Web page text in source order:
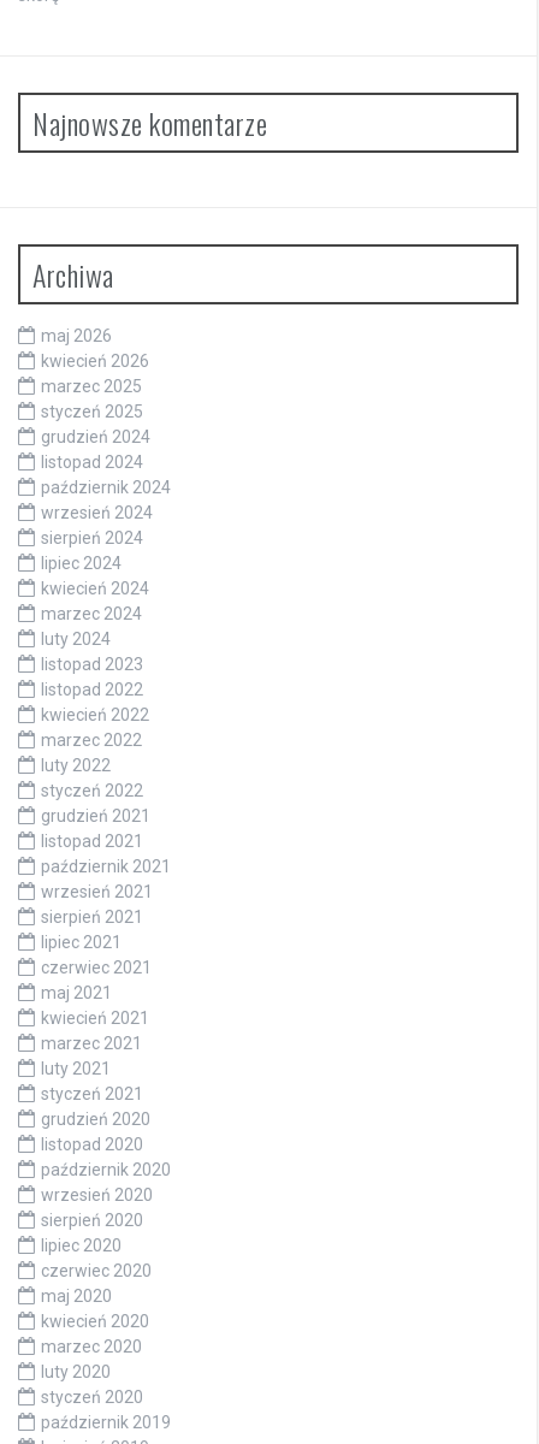
Najnowsze komentarze
Archiwa
maj 2026
kwiecień 2026
marzec 2025
styczeń 2025
grudzień 2024
listopad 2024
październik 2024
wrzesień 2024
sierpień 2024
lipiec 2024
kwiecień 2024
marzec 2024
luty 2024
listopad 2023
listopad 2022
kwiecień 2022
marzec 2022
luty 2022
styczeń 2022
grudzień 2021
listopad 2021
październik 2021
wrzesień 2021
sierpień 2021
lipiec 2021
czerwiec 2021
maj 2021
kwiecień 2021
marzec 2021
luty 2021
styczeń 2021
grudzień 2020
listopad 2020
październik 2020
wrzesień 2020
sierpień 2020
lipiec 2020
czerwiec 2020
maj 2020
kwiecień 2020
marzec 2020
luty 2020
styczeń 2020
październik 2019